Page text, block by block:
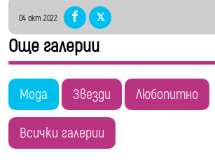
04 окт 2022
Още галерии
Мода Звезди Любопитно
Всички галерии